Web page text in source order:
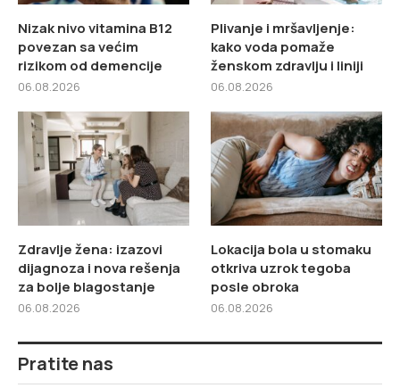
Nizak nivo vitamina B12
povezan sa većim
rizikom od demencije
06.08.2026
Plivanje i mršavljenje:
kako voda pomaže
ženskom zdravlju i liniji
06.08.2026
Zdravlje žena: izazovi
dijagnoza i nova rešenja
za bolje blagostanje
06.08.2026
Lokacija bola u stomaku
otkriva uzrok tegoba
posle obroka
06.08.2026
Pratite nas